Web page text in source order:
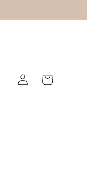
EinloggenWarenkorb